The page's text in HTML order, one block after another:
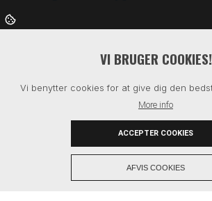
Menu
Vi tilbyder
VI BRUGER COOKIES!
Vi benytter cookies for at give dig den
More info
ACCEPTER COOKIES
AFVIS COOKIES